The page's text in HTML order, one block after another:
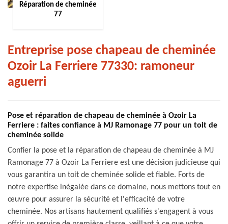
Réparation de cheminée
77
Entreprise pose chapeau de cheminée
Ozoir La Ferriere 77330: ramoneur
aguerri
Pose et réparation de chapeau de cheminée à Ozoir La
Ferriere : faites confiance à MJ Ramonage 77 pour un toit de
cheminée solide
Confier la pose et la réparation de chapeau de cheminée à MJ
Ramonage 77 à Ozoir La Ferriere est une décision judicieuse qui
vous garantira un toit de cheminée solide et fiable. Forts de
notre expertise inégalée dans ce domaine, nous mettons tout en
œuvre pour assurer la sécurité et l'efficacité de votre
cheminée. Nos artisans hautement qualifiés s'engagent à vous